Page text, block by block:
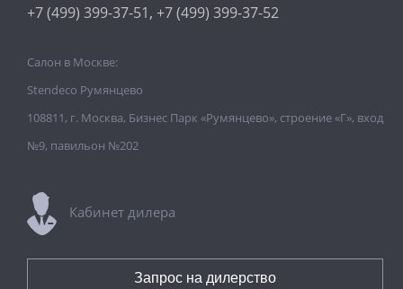
+7 (499) 399-37-51, +7 (499) 399-37-52
Салон в Москве:
Stendeco Румянцево
108811, г. Москва, Бизнес Парк «Румянцево», строение «Г», вход
№9, павильон №202
Кабинет дилера
Запрос на дилерство